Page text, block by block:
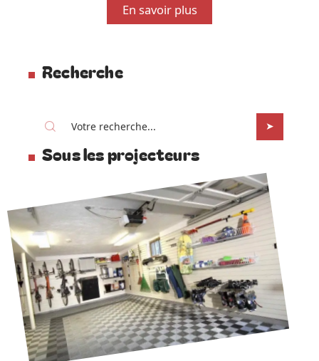
En savoir plus
Recherche
Sous les projecteurs